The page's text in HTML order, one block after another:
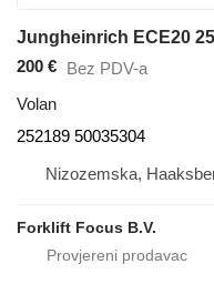
200 € Bez PDV-a
Volan
252189 50035304
Nizozemska,
Forklift Focus B.V.